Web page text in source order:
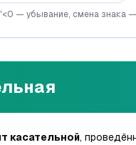
— убывание, смена знака
касательной,